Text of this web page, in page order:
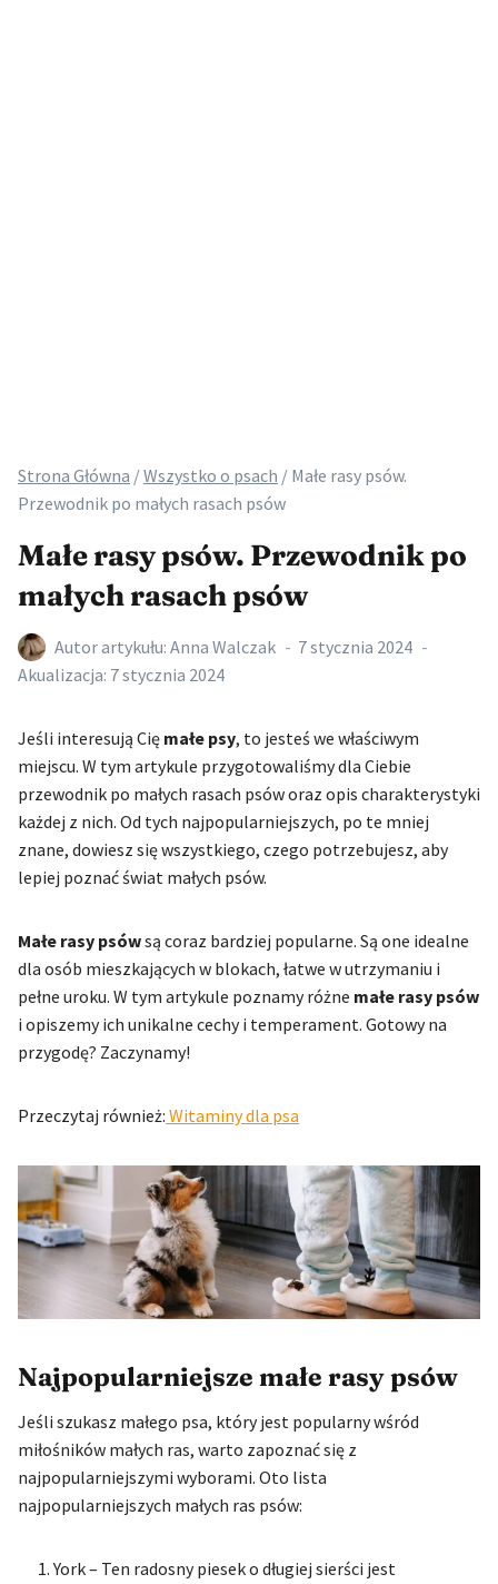
Strona Główna /Wszystko o psach / Małe rasy psów.
Przewodnik po małych rasach psów
Małe rasy psów. Przewodnik po
małych rasach psów
Autor artykułu: Anna Walczak
7 stycznia 2024
Akualizacja: 7 stycznia 2024
Jeśli interesują Cię małe psy, to jesteś we właściwym
miejscu. W tym artykule przygotowaliśmy dla Ciebie
przewodnik po małych rasach psów oraz opis charakterystyki
każdej z nich. Od tych najpopularniejszych, po te mniej
znane, dowiesz się wszystkiego, czego potrzebujesz, aby
lepiej poznać świat małych psów.
Małe rasy psówsą coraz bardziej popularne. Są one idealne
dla osób mieszkających w blokach, łatwe w utrzymaniu i
pełne uroku. W tym artykule poznamy różne małe rasy psów
i opiszemy ich unikalne cechy i temperament. Gotowy na
przygodę? Zaczynamy!
Przeczytaj również: Witaminy dla psa
Najpopularniejsze małe rasy psów
Jeśli szukasz małego psa, który jest popularny wśród
miłośników małych ras, warto zapoznać się z
najpopularniejszymi wyborami. Oto lista
najpopularniejszych małych ras psów:
York – Ten radosny piesek o długiej sierści jest